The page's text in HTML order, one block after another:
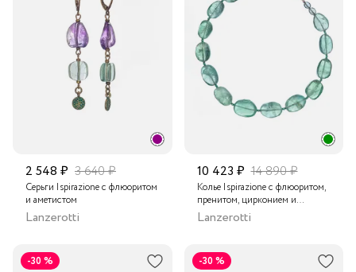
2 548 ₽ 3 640 ₽
Серьги Ispirazione с флюоритом
и аметистом
Lanzerotti
10 423 ₽ 14 890 ₽
Колье Ispirazione с флюоритом,
пренитом, цирконием и
гематитом
Lanzerotti
-30 % -30 %